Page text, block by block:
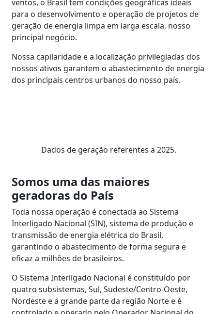
ventos, o Brasil tem condições geográficas ideais
para o desenvolvimento e operação de projetos de
geração de energia limpa em larga escala, nosso
principal negócio.
Nossa capilaridade e a localização privilegiadas dos
nossos ativos garantem o abastecimento de energia
dos principais centros urbanos do nosso país.
Dados de geração referentes a 2025.
Somos uma das maiores
geradoras do País
Toda nossa operação é conectada ao Sistema
Interligado Nacional (SIN), sistema de produção e
transmissão de energia elétrica do Brasil,
garantindo o abastecimento de forma segura e
eficaz a milhões de brasileiros.
O Sistema Interligado Nacional é constituído por
quatro subsistemas, Sul, Sudeste/Centro-Oeste,
Nordeste e a grande parte da região Norte e é